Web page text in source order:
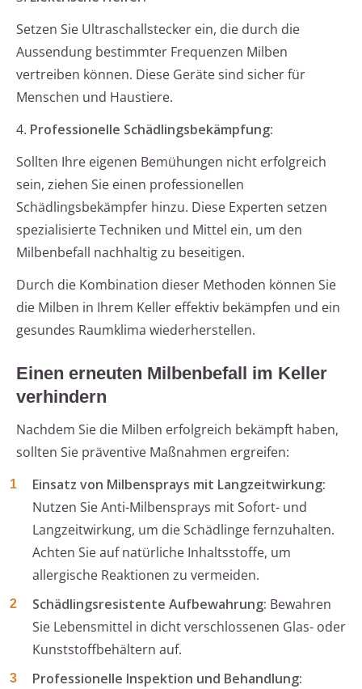
Setzen Sie Ultraschallstecker ein, die durch die
Aussendung bestimmter Frequenzen Milben
vertreiben können. Diese Geräte sind sicher für
Menschen und Haustiere.
4. Professionelle Schädlingsbekämpfung:
Sollten Ihre eigenen Bemühungen nicht erfolgreich
sein, ziehen Sie einen professionellen
Schädlingsbekämpfer hinzu. Diese Experten setzen
spezialisierte Techniken und Mittel ein, um den
Milbenbefall nachhaltig zu beseitigen.
Durch die Kombination dieser Methoden können Sie
die Milben in Ihrem Keller effektiv bekämpfen und ein
gesundes Raumklima wiederherstellen.
Einen erneuten Milbenbefall im Keller
verhindern
Nachdem Sie die Milben erfolgreich bekämpft haben,
sollten Sie präventive Maßnahmen ergreifen:
Einsatz von Milbensprays mit Langzeitwirkung:
Nutzen Sie Anti-Milbensprays mit Sofort- und
Langzeitwirkung, um die Schädlinge fernzuhalten.
Achten Sie auf natürliche Inhaltsstoffe, um
allergische Reaktionen zu vermeiden.
Schädlingsresistente Aufbewahrung: Bewahren
Sie Lebensmittel in dicht verschlossenen Glas- oder
Kunststoffbehältern auf.
Professionelle Inspektion und Behandlung: